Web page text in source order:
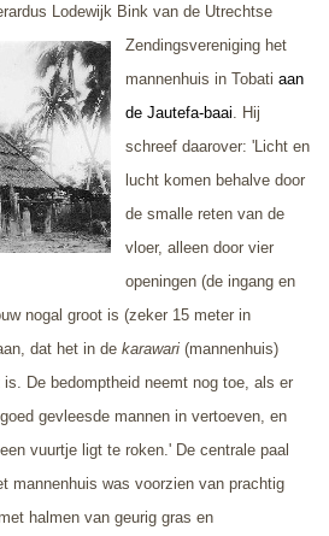
Lodewijk Bink van de Utrechtse
Zendingsvereniging het
mannenhuis in Tobati aan
de Jautefa-baai . Hij
schreef daarover: 'Licht en
lucht komen behalve door
de smalle reten van de
vloer, alleen door vier
openingen (de ingang en
nogal groot is (zeker 15 meter in
dat het in de karawari (mannenhuis)
De bedomptheid neemt nog toe, als er
gevleesde mannen in vertoeven, en
vuurtje ligt te roken.' De centrale paal
mannenhuis was voorzien van prachtig
halmen van geurig gras en